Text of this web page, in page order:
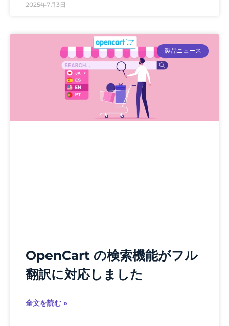
2025年7月3日
製品ニュース
OpenCart の検索機能がフル
翻訳に対応しました
全文を読む »